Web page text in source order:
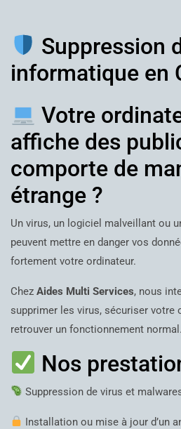
Suppression
informatique en
Votre
affiche des
comporte de
étrange ?
Un virus, un logiciel malveillant ou
peuvent mettre en danger vos
fortement votre ordinateur.
Chez Aides Multi Services, nous
supprimer les virus, sécuriser votre
retrouver un fonctionnement normal.
Nos
Suppression de virus et
Installation ou mise à jour d’un